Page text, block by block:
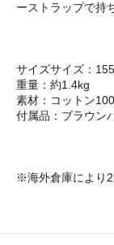
ーストラップで持
サイズサイズ：
重量：約1.4kg
素材：コットン
付属品：ブラウン
※海外倉庫により